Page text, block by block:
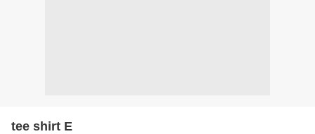
tee shirt E